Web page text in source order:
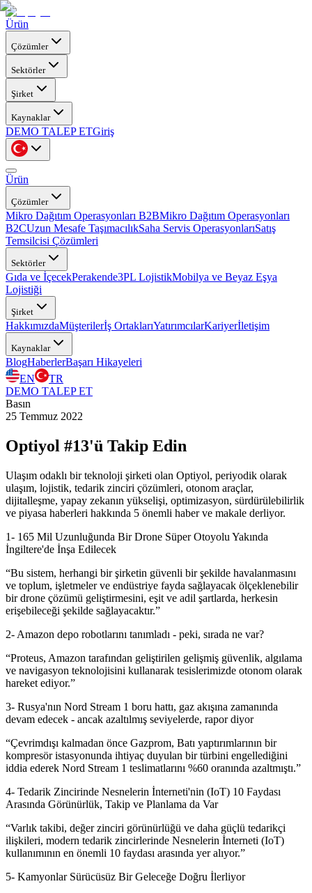
Ürün
Çözümler
Sektörler
Şirket
Kaynaklar
DEMO TALEP ETGiriş
Ürün
Çözümler
Mikro Dağıtım Operasyonları B2BMikro Dağıtım Operasyonları
B2CUzun Mesafe TaşımacılıkSaha Servis OperasyonlarıSatış
Temsilcisi Çözümleri
Sektörler
Gıda ve İçecekPerakende3PL LojistikMobilya ve Beyaz Eşya
Lojistiği
Şirket
HakkımızdaMüşterilerİş OrtaklarıYatırımcılarKariyerİletişim
Kaynaklar
BlogHaberlerBaşarı Hikayeleri
EN
TR
DEMO TALEP ET
Basın
25 Temmuz 2022
Optiyol #13'ü Takip Edin
Ulaşım odaklı bir teknoloji şirketi olan Optiyol, periyodik olarak
ulaşım, lojistik, tedarik zinciri çözümleri, otonom araçlar,
dijitalleşme, yapay zekanın yükselişi, optimizasyon, sürdürülebilirlik
ve piyasa haberleri hakkında 5 önemli haber ve makale derliyor.
1- 165 Mil Uzunluğunda Bir Drone Süper Otoyolu Yakında
İngiltere'de İnşa Edilecek
“Bu sistem, herhangi bir şirketin güvenli bir şekilde havalanmasını
ve toplum, işletmeler ve endüstriye fayda sağlayacak ölçeklenebilir
bir drone çözümü geliştirmesini, eşit ve adil şartlarda, herkesin
erişebileceği şekilde sağlayacaktır.”
2- Amazon depo robotlarını tanımladı - peki, sırada ne var?
“Proteus, Amazon tarafından geliştirilen gelişmiş güvenlik, algılama
ve navigasyon teknolojisini kullanarak tesislerimizde otonom olarak
hareket ediyor.”
3- Rusya'nın Nord Stream 1 boru hattı, gaz akışına zamanında
devam edecek - ancak azaltılmış seviyelerde, rapor diyor
“Çevrimdışı kalmadan önce Gazprom, Batı yaptırımlarının bir
kompresör istasyonunda ihtiyaç duyulan bir türbini engellediğini
iddia ederek Nord Stream 1 teslimatlarını %60 oranında azaltmıştı.”
4- Tedarik Zincirinde Nesnelerin İnterneti'nin (IoT) 10 Faydası
Arasında Görünürlük, Takip ve Planlama da Var
“Varlık takibi, değer zinciri görünürlüğü ve daha güçlü tedarikçi
ilişkileri, modern tedarik zincirlerinde Nesnelerin İnterneti (IoT)
kullanımının en önemli 10 faydası arasında yer alıyor.”
5- Kamyonlar Sürücüsüz Bir Geleceğe Doğru İlerliyor